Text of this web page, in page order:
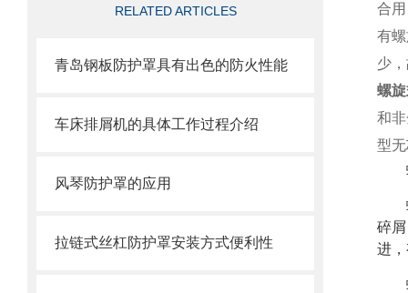
RELATED ARTICLES
青岛钢板防护罩具有出色的防火性能
车床排屑机的具体工作过程介绍
风琴防护罩的应用
拉链式丝杠防护罩安装方式便利性
合
有
少
螺
和
型
碎
进